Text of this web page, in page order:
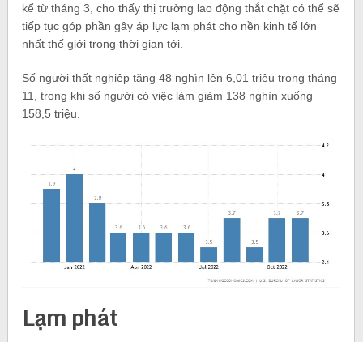
kể từ tháng 3, cho thấy thị trường lao động thắt chặt có thể sẽ
tiếp tục góp phần gây áp lực lạm phát cho nền kinh tế lớn
nhất thế giới trong thời gian tới.
Số người thất nghiệp tăng 48 nghìn lên 6,01 triệu trong tháng
11, trong khi số người có việc làm giảm 138 nghìn xuống
158,5 triệu.
Lạm phát